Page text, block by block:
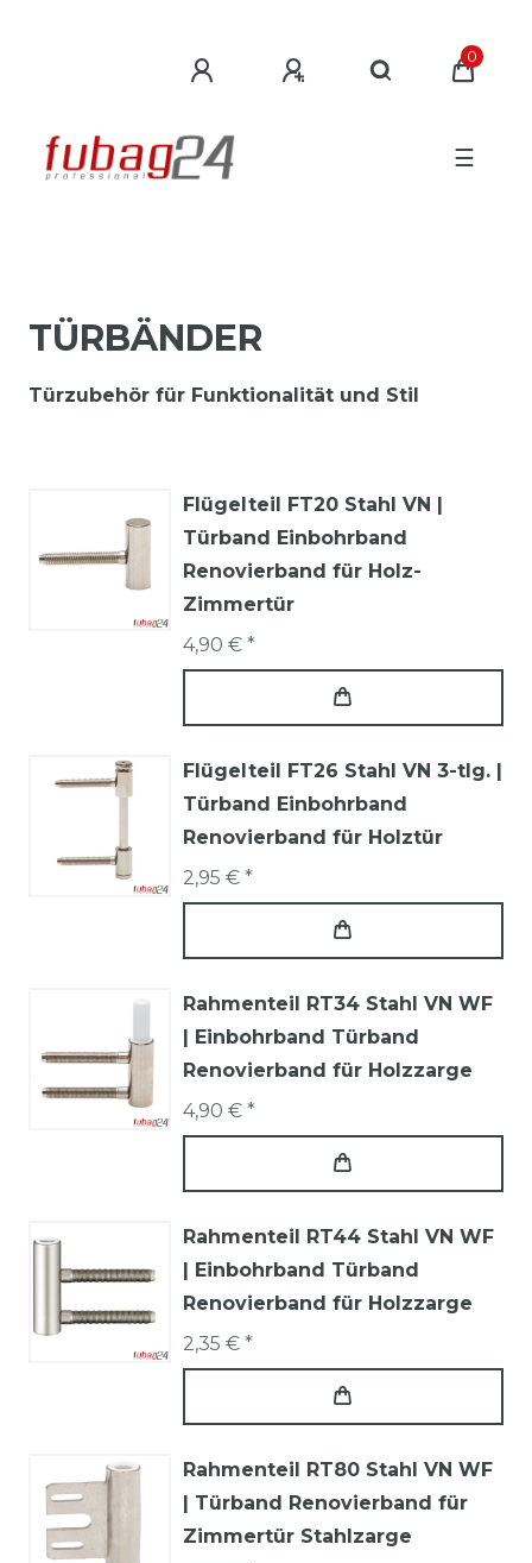
0
☰
TÜRBÄNDER
Türzubehör für Funktionalität und Stil
Flügelteil FT20 Stahl VN |
Türband Einbohrband
Renovierband für Holz-
Zimmertür
4,90 € *
Flügelteil FT26 Stahl VN 3-tlg. |
Türband Einbohrband
Renovierband für Holztür
2,95 € *
Rahmenteil RT34 Stahl VN WF
| Einbohrband Türband
Renovierband für Holzzarge
4,90 € *
Rahmenteil RT44 Stahl VN WF
| Einbohrband Türband
Renovierband für Holzzarge
2,35 € *
Rahmenteil RT80 Stahl VN WF
| Türband Renovierband für
Zimmertür Stahlzarge